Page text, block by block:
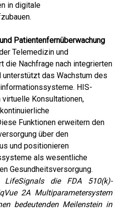
in digitale
Patientenfernüberwachung
Telemedizin und
die Nachfrage nach integrierten
das Wachstum des
HIS-
Konsultationen,
Funktionen erweitern den
über den
und positionieren
als wesentliche
Gesundheitsversorgung.
die FDA 510(k)-
2A Multiparametersystem
bedeutenden Meilenstein in